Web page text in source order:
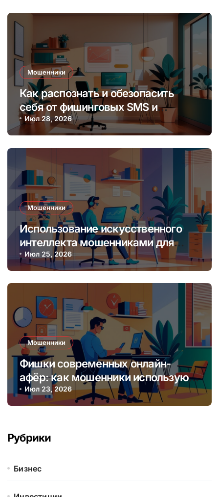
Мошенники
Как распознать и обезопасить
себя от фишинговых SMS и
мессенджеров онлайн
Июл 28, 2026
Мошенники
Использование искусственного
интеллекта мошенниками для
создания фальшивых онлайн-
лендинг-пейджей
Июл 25, 2026
Мошенники
Фишки современных онлайн-
афёр: как мошенники используют
социальные сети и мессенджеры
Июл 23, 2026
Рубрики
Бизнес